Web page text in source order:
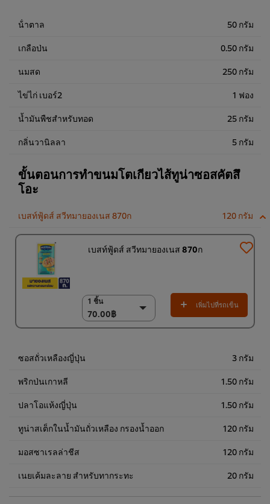
น้ําตาล 50 กรัม
เกลือป่น 0.50 กรัม
นมสด 250 กรัม
ไข่ไก่ เบอร์2 1 ฟอง
น้ำมันพืชสำหรับทอด 25 กรัม
กลิ่นวานิลลา 5 กรัม
ขั้นตอนการทำขนมโตเกียวไส้ทูน่าซอสคัตสึ
โอะ
เบสท์ฟู้ดส์ สวีทมายองเนส 870ก 120 กรัม
เบสท์ฟู้ดส์ สวีทมายองเนส 870ก
1 ชิ้น
70.00฿
1 ชิ้น
70.00฿
(ราคาพิเศษ) แพ็ค 12
เพิ่มไปที่รถเข็น
ซอสถั่วเหลืองญี่ปุ่น 3 กรัม
พริกป่นเกาหลี 1.50 กรัม
ปลาโอแห้งญี่ปุ่น 1.50 กรัม
ทูน่าสเต็กในน้ำมันถั่วเหลือง กรองน้ำออก 120 กรัม
มอสซาเรลล่าชีส 120 กรัม
เนยเค้มละลาย สำหรับทากระทะ 20 กรัม